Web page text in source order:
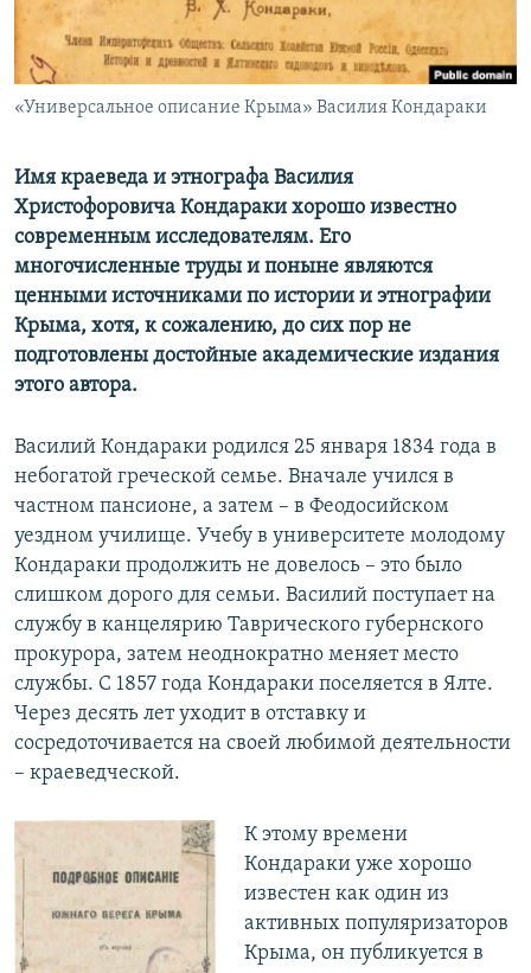
ПОБЕДИТЕЛЕЙ НЕ СУДЯТ?
КРЫМ.НЕПОКОРЕННЫЙ
ELIFBE
ПРИСОЕДИНЯЙТЕСЬ!
Все сайты RFE/RL
«Универсальное описание Крыма» Василия Кондараки
Имя краеведа и этнографа Василия
Христофоровича Кондараки хорошо известно
современным исследователям. Его
многочисленные труды и поныне являются
ценными источниками по истории и этнографии
Крыма, хотя, к сожалению, до сих пор не
подготовлены достойные академические издания
этого автора.
Василий Кондараки родился 25 января 1834 года в
небогатой греческой семье. Вначале учился в
частном пансионе, а затем – в Феодосийском
уездном училище. Учебу в университете молодому
Кондараки продолжить не довелось – это было
слишком дорого для семьи. Василий поступает на
службу в канцелярию Таврического губернского
прокурора, затем неоднократно меняет место
службы. С 1857 года Кондараки поселяется в Ялте.
Через десять лет уходит в отставку и
сосредоточивается на своей любимой деятельности
– краеведческой.
К этому времени
Кондараки уже хорошо
известен как один из
активных популяризаторов
Крыма, он публикуется в